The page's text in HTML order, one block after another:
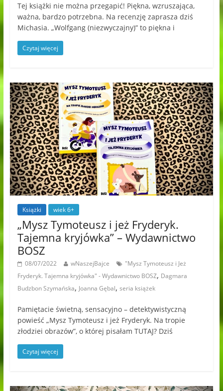
Tej książki nie można przegapić! Piękna, wzruszająca,
ważna, bardzo potrzebna. Na recenzję zaprasza dziś
Michasia. „Wolfgang (niezwyczajny)” to piękna i
Czytaj więcej
Książki wiek 6+
„Mysz Tymoteusz i jeż Fryderyk.
Tajemna kryjówka” – Wydawnictwo
BOSZ
08/07/2022 wNaszejBajce
"Mysz Tymoteusz i Jeż
Fryderyk. Tajemna kryjówka" - Wydawnictwo BOSZ, Dagmara
Budzbon Szymańska, Joanna Gębal, seria książek
Pamiętacie świetną, sensacyjno – detektywistyczną
powieść „Mysz Tymoteusz i jeż Fryderyk. Na tropie
złodziei obrazów”, o której pisałam TUTAJ? Dziś
Czytaj więcej